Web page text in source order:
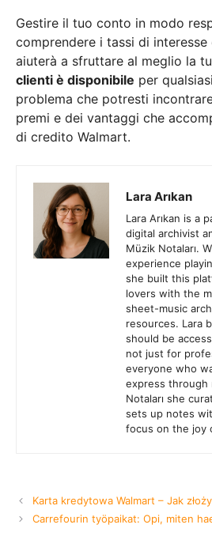
Gestire il tuo conto in modo
comprendere i tassi di
aiuterà a sfruttare al meglio la
clienti è disponibile per
problema che potresti
premi e dei vantaggi che
di credito Walmart.
Lara Arıkan
Lara Arıkan is a
digital archivist
Müzik Notaları.
experience
she built this
lovers with the
sheet-music
resources. Lara
should be
not just for
everyone who
express through
Notaları she
sets up notes
focus on the joy
Karta kredytowa Walmart – Jak
Carrefourin työpaikat: Opi, miten